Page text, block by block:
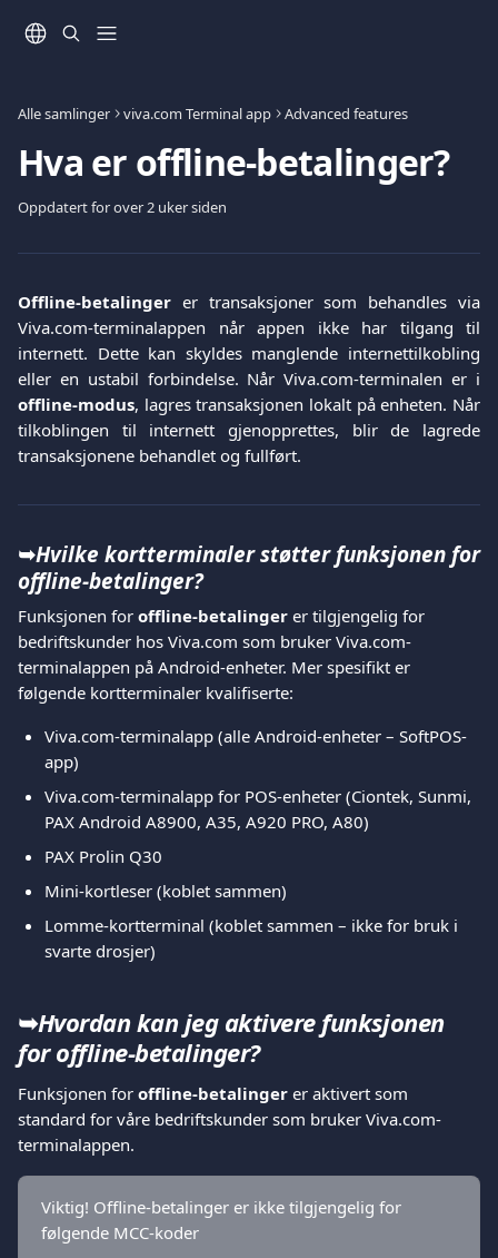
Alle samlinger viva.com Terminal app Advanced features
Hva er offline-betalinger?
Oppdatert for over 2 uker siden
Offline-betalinger er transaksjoner som behandles via
Viva.com-terminalappen når appen ikke har tilgang til
internett. Dette kan skyldes manglende internettilkobling
eller en ustabil forbindelse. Når Viva.com-terminalen er i
offline-modus, lagres transaksjonen lokalt på enheten. Når
tilkoblingen til internett gjenopprettes, blir de lagrede
transaksjonene behandlet og fullført.
➥Hvilke kortterminaler støtter funksjonen for
offline-betalinger?
Funksjonen for offline-betalinger er tilgjengelig for
bedriftskunder hos Viva.com som bruker Viva.com-
terminalappen på Android-enheter. Mer spesifikt er
følgende kortterminaler kvalifiserte:
Viva.com-terminalapp (alle Android-enheter – SoftPOS-
app)
Viva.com-terminalapp for POS-enheter (Ciontek, Sunmi,
PAX Android A8900, A35, A920 PRO, A80)
PAX Prolin Q30
Mini-kortleser (koblet sammen)
Lomme-kortterminal (koblet sammen – ikke for bruk i
svarte drosjer)
➥Hvordan kan jeg aktivere funksjonen
for offline-betalinger?
Funksjonen for offline-betalinger er aktivert som
standard for våre bedriftskunder som bruker Viva.com-
terminalappen.
Viktig! Offline-betalinger er ikke tilgjengelig for
følgende MCC-koder